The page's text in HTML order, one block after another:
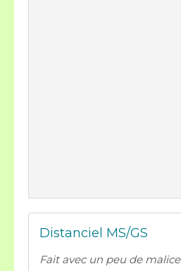
Distanciel MS/GS
Fait avec un peu de malice